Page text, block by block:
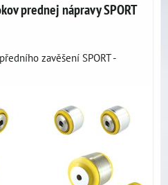
prednej nápravy SPORT
zavěšení SPORT -